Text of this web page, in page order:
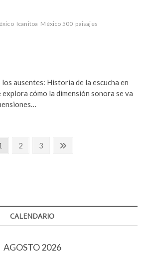
Icanitoa México 500 paisajes
ausentes: Historia de la escucha en
cómo la dimensión sonora se va
Página
2 Página
3
Página
CALENDARIO
AGOSTO 2026